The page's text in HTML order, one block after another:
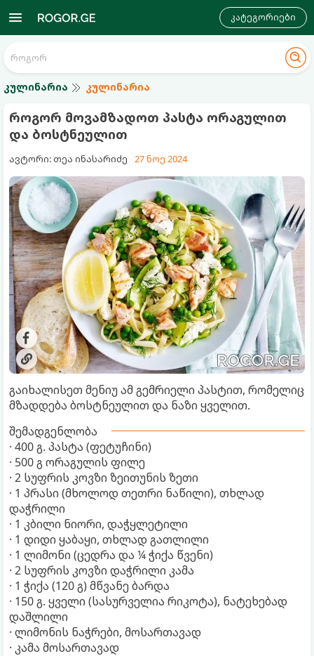
კატეგორიები
კულინარია კულინარია
როგორ მოვამზადოთ პასტა ორაგულით
და ბოსტნეულით
ავტორი: თეა ინასარიძე 27 ნოე 2024
გაიხალისეთ მენიუ ამ გემრიელი პასტით, რომელიც
მზადდება ბოსტნეულით და ნაზი ყველით.
შემადგენლობა
· 400 გ. პასტა (ფეტუჩინი)
· 500 გ ორაგულის ფილე
· 2 სუფრის კოვზი ზეითუნის ზეთი
· 1 პრასი (მხოლოდ თეთრი ნაწილი), თხლად
დაჭრილი
· 1 კბილი ნიორი, დაჭყლეტილი
· 1 დიდი ყაბაყი, თხლად გათლილი
· 1 ლიმონი (ცედრა და ¼ ჭიქა წვენი)
· 2 სუფრის კოვზი დაჭრილი კამა
· 1 ჭიქა (120 გ) მწვანე ბარდა
· 150 გ. ყველი (სასურველია რიკოტა), ნატეხებად
დაშლილი
· ლიმონის ნაჭრები, მოსართავად
· კამა მოსართავად